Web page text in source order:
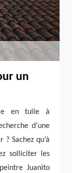
un
en tuile à
d’une
Sachez qu’à
solliciter les
Juanito